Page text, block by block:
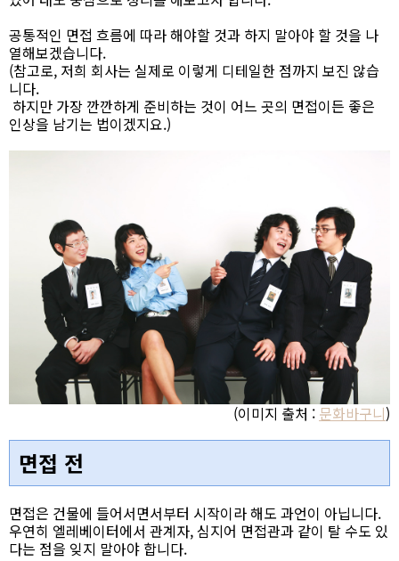
공통적인 면접 흐름에 따라 해야할 것과 하지 말아야 할 것을 나
열해보겠습니다.
(참고로, 저희 회사는 실제로 이렇게 디테일한 점까지 보진 않습
니다.
하지만 가장 깐깐하게 준비하는 것이 어느 곳의 면접이든 좋은
인상을 남기는 법이겠지요.)
(이미지 출처 : 문화바구니)
면접 전
면접은 건물에 들어서면서부터 시작이라 해도 과언이 아닙니다.
우연히 엘레베이터에서 관계자, 심지어 면접관과 같이 탈 수도 있
다는 점을 잊지 말아야 합니다.